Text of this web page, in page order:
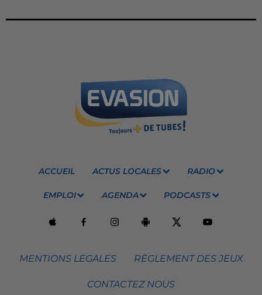
ACCUEIL ACTUS LOCALES RADIO
EMPLOI AGENDA PODCASTS
MENTIONS LEGALES RÈGLEMENT DES JEUX
CONTACTEZ NOUS